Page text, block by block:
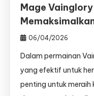
Mage
06/04/2026
Dalam permainan
yang efektif untuk
penting untuk